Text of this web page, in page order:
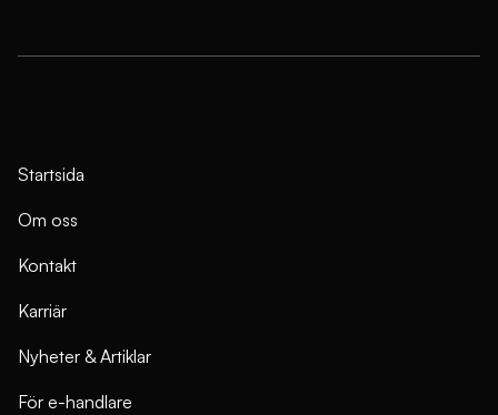
Startsida
Om oss
Kontakt
Karriär
Nyheter & Artiklar
För e-handlare